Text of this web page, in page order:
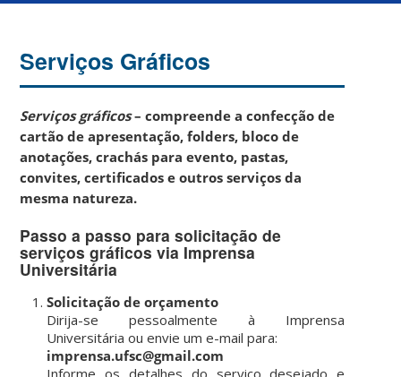
Serviços Gráficos
Serviços gráficos– compreende a confecção de
cartão de apresentação, folders, bloco de
anotações, crachás para evento, pastas,
convites, certificados e outros serviços da
mesma natureza.
Passo a passo para solicitação de
serviços gráficos via Imprensa
Universitária
Solicitação de orçamento
Dirija-se pessoalmente à Imprensa
Universitária ou envie um e-mail para:
imprensa.ufsc@gmail.com